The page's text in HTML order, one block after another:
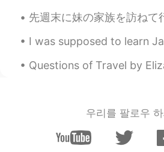
Stijn
@yonghwa
Je
sont pas bon pour la
gezond, he? ;)
先週末に妹の家族を訪ねて行って、妹の住んでる街に用事もした Last weekend I
I was supposed to learn Japanese and Korean today but got
Questions of Travel by Elizabeth Bishop. Part 1 of 5. There
우리를 팔로우